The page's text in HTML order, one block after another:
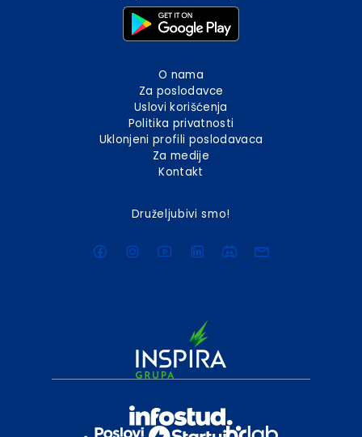
O nama
Za poslodavce
Uslovi korišćenja
Politika privatnosti
Uklonjeni profili poslodavaca
Za medije
Kontakt
Druželjubivi smo!